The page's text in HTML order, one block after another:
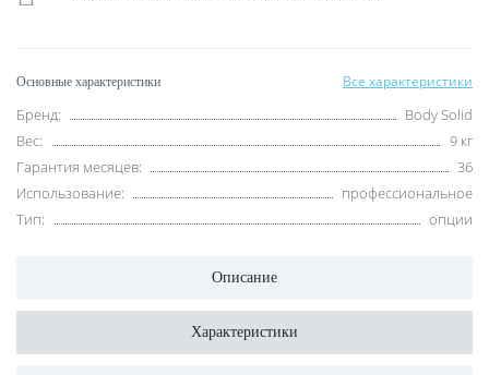
Основные характеристики Все характеристики
Бренд:
Body Solid
Вес:
9 кг
Гарантия месяцев:
36
Использование:
профессиональное
Тип:
опции
Описание
Характеристики